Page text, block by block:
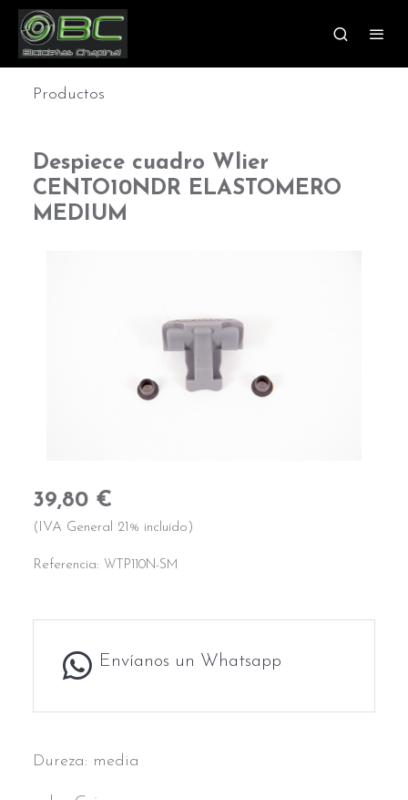
Productos
Despiece cuadro Wlier
CENTO10NDR ELASTOMERO
MEDIUM
39,80 €
(IVA General 21% incluido)
Referencia: WTP110N-SM
Envíanos un Whatsapp
Dureza: media